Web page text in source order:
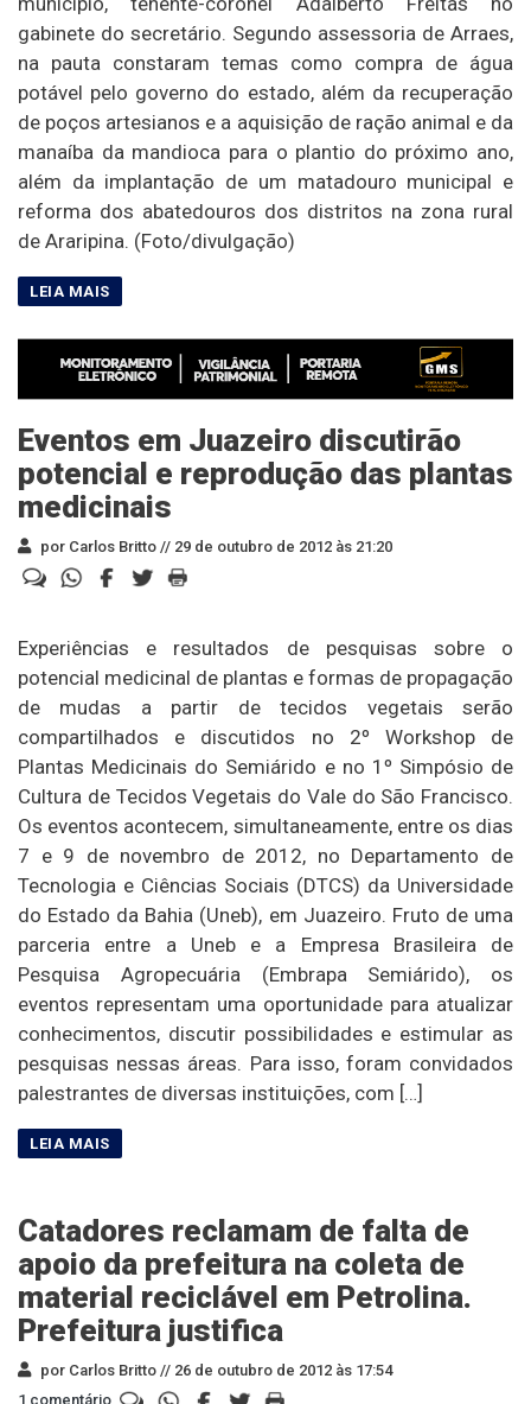
gabinete do secretário. Segundo assessoria de Arraes,
na pauta constaram temas como compra de água
potável pelo governo do estado, além da recuperação
de poços artesianos e a aquisição de ração animal e da
manaíba da mandioca para o plantio do próximo ano,
além da implantação de um matadouro municipal e
reforma dos abatedouros dos distritos na zona rural
de Araripina. (Foto/divulgação)
Eventos em Juazeiro discutirão
potencial e reprodução das plantas
medicinais
por Carlos Britto // 29 de outubro de 2012 às 21:20
Experiências e resultados de pesquisas sobre o
potencial medicinal de plantas e formas de propagação
de mudas a partir de tecidos vegetais serão
compartilhados e discutidos no 2º Workshop de
Plantas Medicinais do Semiárido e no 1º Simpósio de
Cultura de Tecidos Vegetais do Vale do São Francisco.
Os eventos acontecem, simultaneamente, entre os dias
7 e 9 de novembro de 2012, no Departamento de
Tecnologia e Ciências Sociais (DTCS) da Universidade
do Estado da Bahia (Uneb), em Juazeiro. Fruto de uma
parceria entre a Uneb e a Empresa Brasileira de
Pesquisa Agropecuária (Embrapa Semiárido), os
eventos representam uma oportunidade para atualizar
conhecimentos, discutir possibilidades e estimular as
pesquisas nessas áreas. Para isso, foram convidados
palestrantes de diversas instituições, com […]
Catadores reclamam de falta de
apoio da prefeitura na coleta de
material reciclável em Petrolina.
Prefeitura justifica
por Carlos Britto // 26 de outubro de 2012 às 17:54
1 comentário